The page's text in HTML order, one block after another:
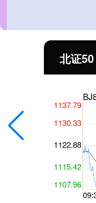
北证50